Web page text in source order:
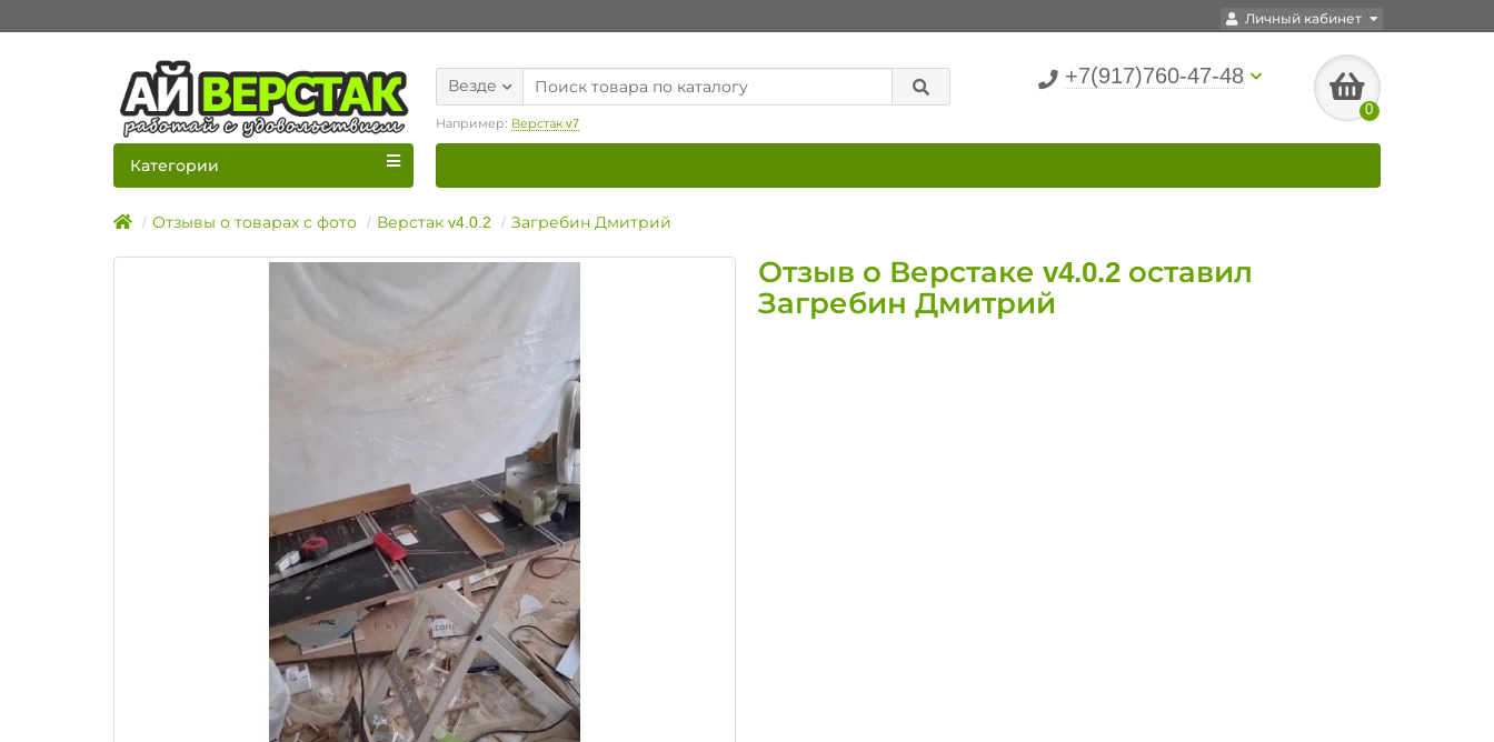
Личный кабинет
+7(917)760-47-48
0
Везде
Например: Верстак v7
Категории
Отзывы о товарах с фото Верстак v4.0.2 Загребин Дмитрий
Отзыв о Верстаке v4.0.2 оставил
Загребин Дмитрий